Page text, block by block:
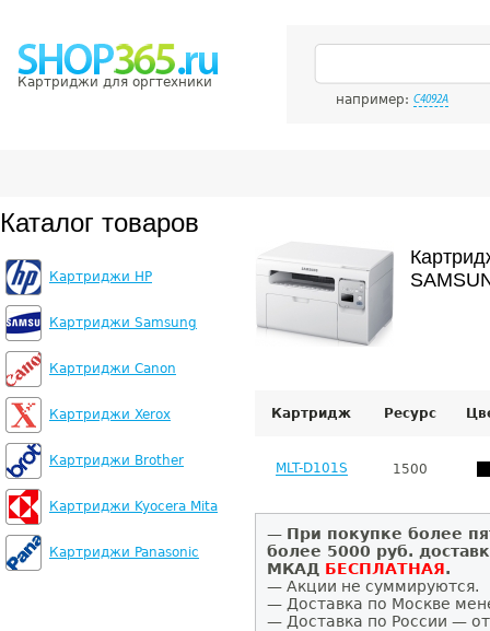
Картриджи для оргтехники
например: C4092A
Каталог товаров
Картриджи HP
Картриджи Samsung
Картриджи Canon
Картриджи Xerox
Картриджи Brother
Картриджи Kyocera Mita
Картриджи Panasonic
Картридж Ресурс
MLT-D101S 1500
— При покупке более
более 5000 руб.
МКАД БЕСПЛАТНАЯ.
— Акции не суммируются.
— Доставка по Москве
— Доставка по России —